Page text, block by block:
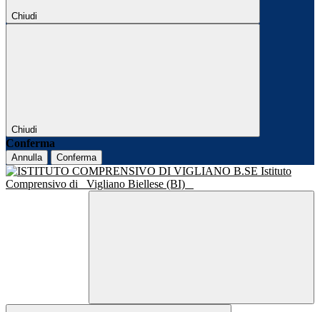
Chiudi
Chiudi
Conferma
Annulla Conferma
Istituto
Comprensivo di
Vigliano Biellese (BI)